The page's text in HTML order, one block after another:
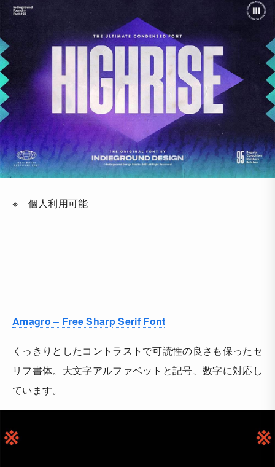
※ 個人利用可能
Amagro – Free Sharp Serif Font
くっきりとしたコントラストで可読性の良さも保ったセ
リフ書体。大文字アルファベットと記号、数字に対応し
ています。